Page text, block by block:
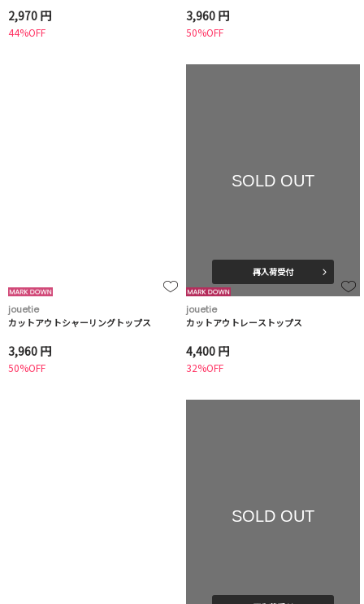
2,970 円
44%OFF
3,960 円
50%OFF
jouetie
カットアウトシャーリングトップス
3,960 円
50%OFF
SOLD OUT
再入荷受付
jouetie
カットアウトレーストップス
4,400 円
32%OFF
SOLD OUT